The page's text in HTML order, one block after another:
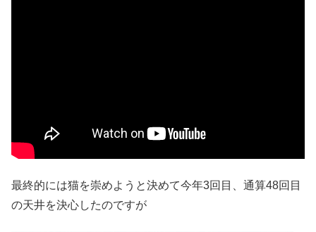
最終的には猫を崇めようと決めて今年3回目、通算48回目
の天井を決心したのですが